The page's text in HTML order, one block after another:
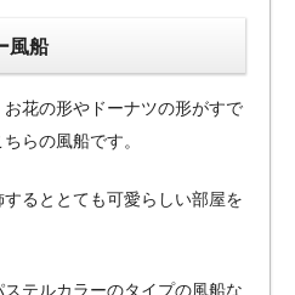
風船
花の形やドーナツの形がすで
らの風船です。
るととても可愛らしい部屋を
テルカラーのタイプの風船な